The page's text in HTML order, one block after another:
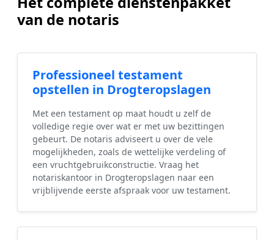
van de notaris
Professioneel testament
opstellen in Drogteropslagen
Met een testament op maat houdt u zelf de
volledige regie over wat er met uw bezittingen
gebeurt. De notaris adviseert u over de vele
mogelijkheden, zoals de wettelijke verdeling of
een vruchtgebruikconstructie. Vraag het
notariskantoor in Drogteropslagen naar een
vrijblijvende eerste afspraak voor uw testament.